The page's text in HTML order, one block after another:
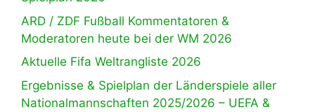
ARD / ZDF Fußball Kommentatoren &
Moderatoren heute bei der WM 2026
Aktuelle Fifa Weltrangliste 2026
Ergebnisse & Spielplan der Länderspiele aller
Nationalmannschaften 2025/2026 – UEFA &